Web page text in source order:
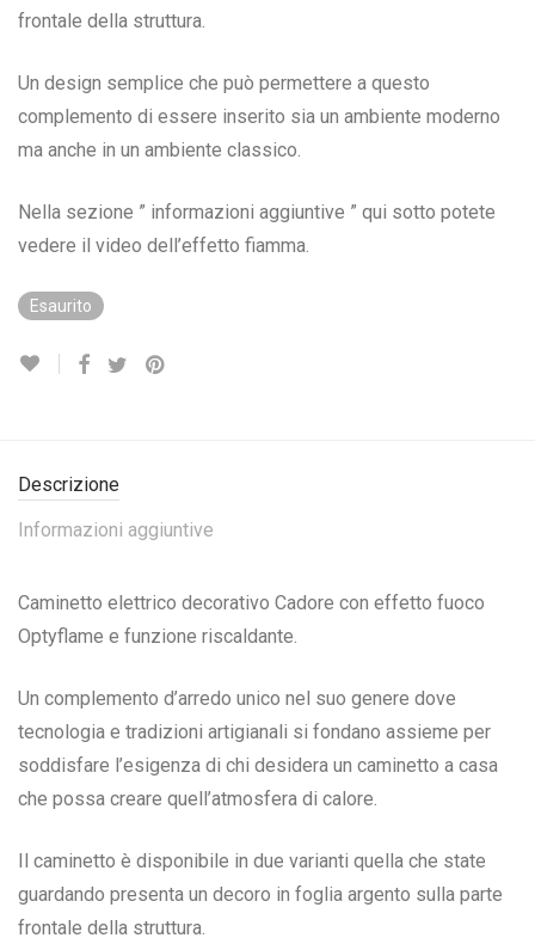
frontale della struttura.
Un design semplice che può permettere a questo
complemento di essere inserito sia un ambiente moderno
ma anche in un ambiente classico.
Nella sezione ” informazioni aggiuntive ” qui sotto potete
vedere il video dell’effetto fiamma.
Esaurito
Descrizione
Informazioni aggiuntive
Caminetto elettrico decorativo Cadore con effetto fuoco
Optyflame e funzione riscaldante.
Un complemento d’arredo unico nel suo genere dove
tecnologia e tradizioni artigianali si fondano assieme per
soddisfare l’esigenza di chi desidera un caminetto a casa
che possa creare quell’atmosfera di calore.
Il caminetto è disponibile in due varianti quella che state
guardando presenta un decoro in foglia argento sulla parte
frontale della struttura.